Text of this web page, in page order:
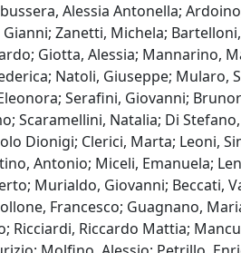
Alessia Antonella;
Zanetti, Michela;
Giotta, Alessia; Mannarino,
Natoli, Giuseppe;
Serafini, Giovanni;
Scaramellini, Natalia; Di
Dionigi; Clerici, Marta; Leoni,
Antonio; Miceli, Emanuela;
Murialdo, Giovanni; Beccati,
Francesco; Guagnano,
Ricciardi, Riccardo Mattia;